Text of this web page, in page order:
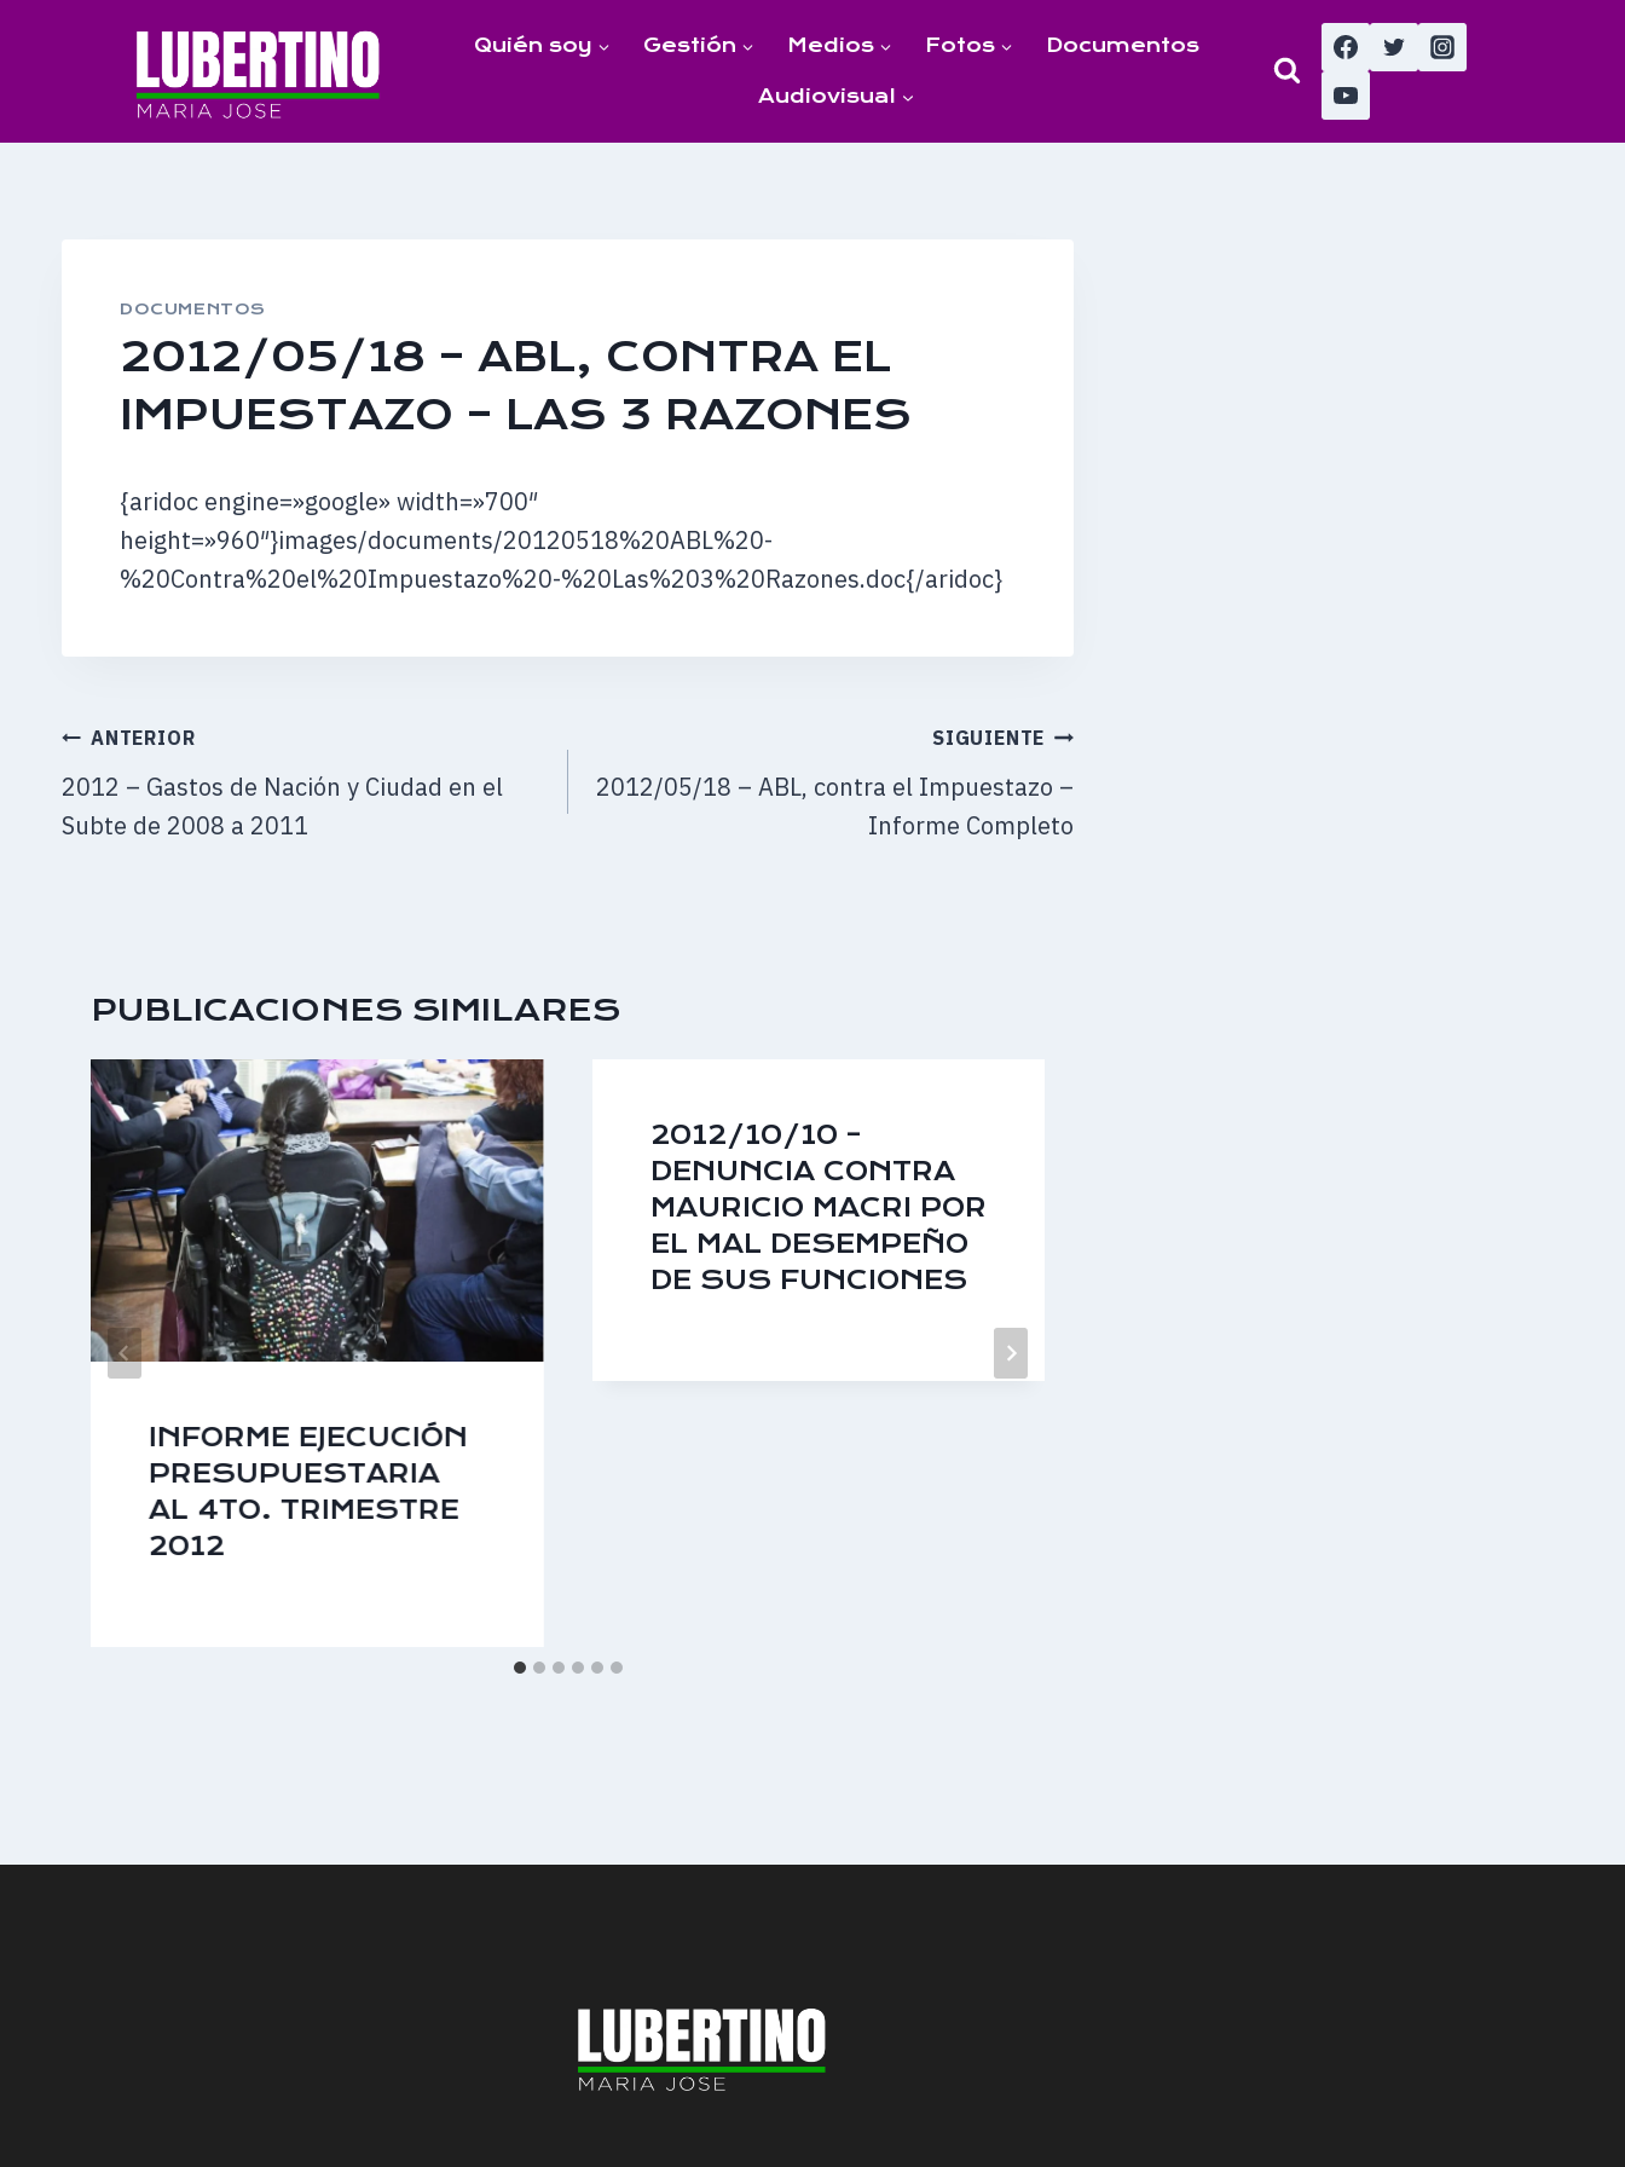
Quién soy Gestión Medios Fotos Documentos
Audiovisual
DOCUMENTOS
2012/05/18 – ABL, CONTRA EL
IMPUESTAZO – LAS 3 RAZONES
{aridoc engine=»google» width=»700″
height=»960″}images/documents/20120518%20ABL%20-
%20Contra%20el%20Impuestazo%20-%20Las%203%20Razones.doc{/aridoc}
NAVEGACIÓN
DE
ENTRADAS
ANTERIOR
2012 – Gastos de Nación y Ciudad en el
Subte de 2008 a 2011
SIGUIENTE
2012/05/18 – ABL, contra el Impuestazo –
Informe Completo
PUBLICACIONES SIMILARES
INFORME EJECUCIÓN
PRESUPUESTARIA
AL 4TO. TRIMESTRE
2012
2012/10/10 –
DENUNCIA CONTRA
MAURICIO MACRI POR
EL MAL DESEMPEÑO
DE SUS FUNCIONES